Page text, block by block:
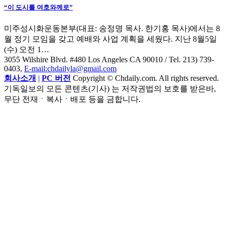
“이 도시를 여호와께로”
미주성시화운동본부(대표: 송정명 목사. 한기홍 목사)에서는 8
월 정기 모임을 갖고 예배와 사업 계획을 세웠다. 지난 8월5일
(수) 오전 1…
3055 Wilshire Blvd. #480 Los Angeles CA 90010 / Tel. 213) 739-
0403, E-mail:chdailyla@gmail.com
회사소개 | PC 버전 Copyright © Chdaily.com. All rights reserved.
기독일보의 모든 콘텐츠(기사) 는 저작권법의 보호를 받은바,
무단 전재ㆍ복사ㆍ배포 등을 금합니다.